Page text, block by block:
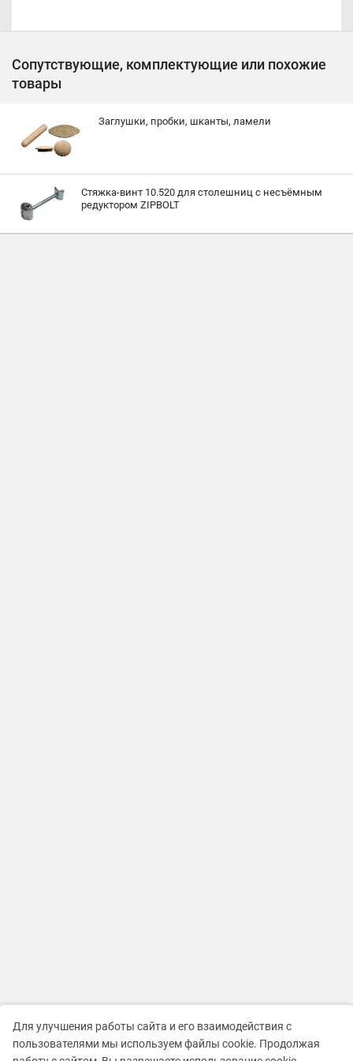
Сопутствующие, комплектующие или похожие
товары
Заглушки, пробки, шканты, ламели
Стяжка-винт 10.520 для столешниц с несъёмным
редуктором ZIPBOLT
Для улучшения работы сайта и его взаимодействия с
пользователями мы используем файлы cookie. Продолжая